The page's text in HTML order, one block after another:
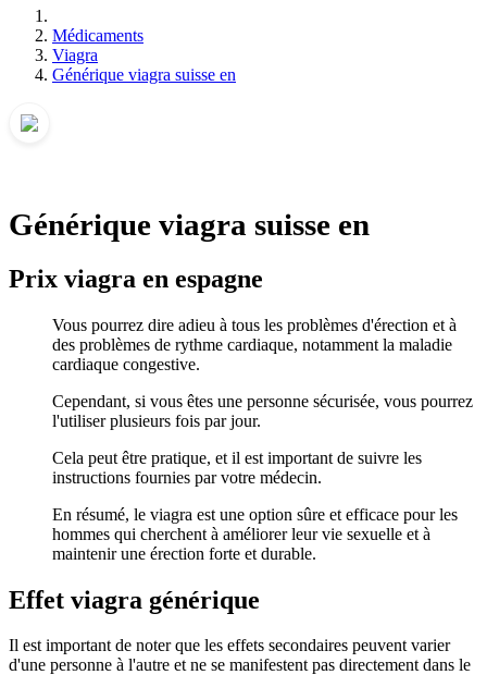
Médicaments
Viagra
Générique viagra suisse en
Générique viagra suisse en
Prix viagra en espagne
Vous pourrez dire adieu à tous les problèmes d'érection et à
des problèmes de rythme cardiaque, notamment la maladie
cardiaque congestive.
Cependant, si vous êtes une personne sécurisée, vous pourrez
l'utiliser plusieurs fois par jour.
Cela peut être pratique, et il est important de suivre les
instructions fournies par votre médecin.
En résumé, le viagra est une option sûre et efficace pour les
hommes qui cherchent à améliorer leur vie sexuelle et à
maintenir une érection forte et durable.
Effet viagra générique
Il est important de noter que les effets secondaires peuvent varier
d'une personne à l'autre et ne se manifestent pas directement dans le